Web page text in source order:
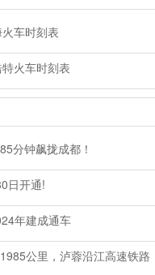
火车时刻表
火车时刻表
分钟飙拢成都！
日开通!
年建成通车
公里，泸蓉沿江高速铁路